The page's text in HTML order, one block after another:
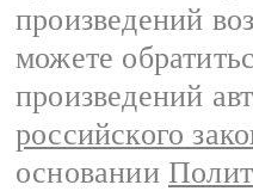
произведений
можете
произведений
российского
основании